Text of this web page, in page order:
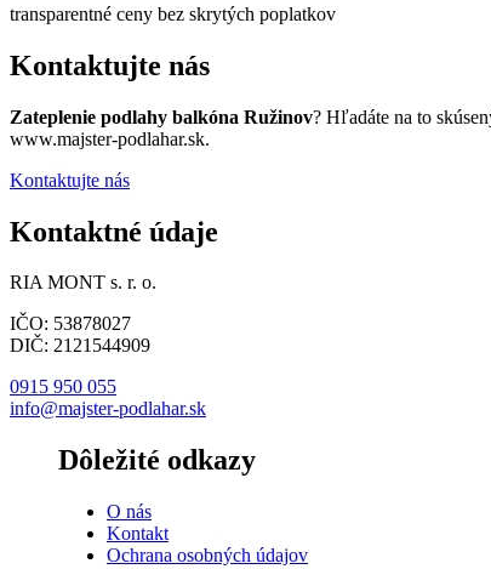
transparentné ceny bez skrytých poplatkov
Kontaktujte nás
Zateplenie podlahy balkóna Ružinov? Hľadáte na to
www.majster-podlahar.sk.
Kontaktujte nás
Kontaktné údaje
RIA MONT s. r. o.
IČO: 53878027
DIČ: 2121544909
0915 950 055
info@majster-podlahar.sk
Dôležité odkazy
O nás
Kontakt
Ochrana osobných údajov